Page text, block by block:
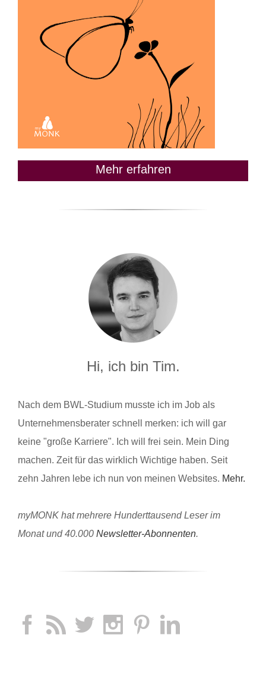
Mehr erfahren
Hi, ich bin Tim.
Nach dem BWL-Studium musste ich im Job als
Unternehmensberater schnell merken: ich will gar
keine "große Karriere". Ich will frei sein. Mein Ding
machen. Zeit für das wirklich Wichtige haben. Seit
zehn Jahren lebe ich nun von meinen Websites. Mehr.
myMONK hat mehrere Hunderttausend Leser im
Monat und 40.000 Newsletter-Abonnenten.